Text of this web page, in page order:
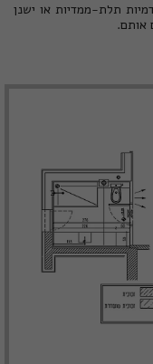
תלת-ממדיות או ישנן
אותם.